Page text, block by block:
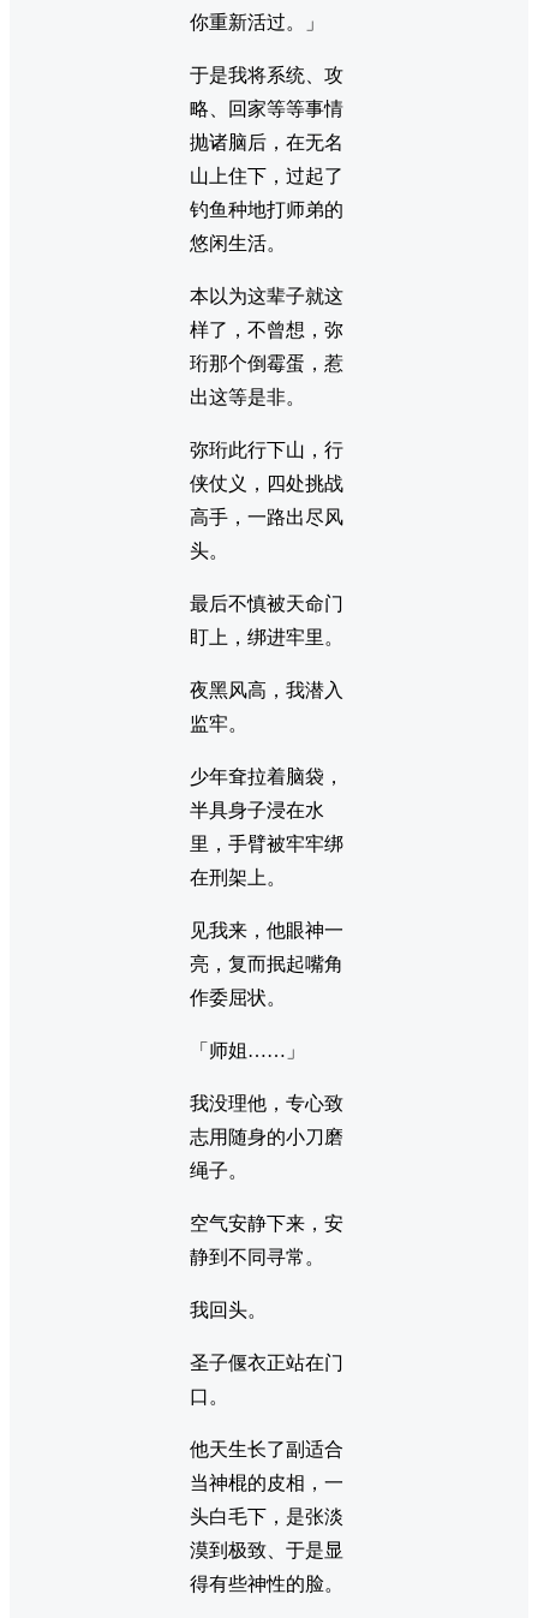
你重新活过。」
于是我将系统、攻
略、回家等等事情
抛诸脑后，在无名
山上住下，过起了
钓鱼种地打师弟的
悠闲生活。
本以为这辈子就这
样了，不曾想，弥
珩那个倒霉蛋，惹
出这等是非。
弥珩此行下山，行
侠仗义，四处挑战
高手，一路出尽风
头。
最后不慎被天命门
盯上，绑进牢里。
夜黑风高，我潜入
监牢。
少年耷拉着脑袋，
半具身子浸在水
里，手臂被牢牢绑
在刑架上。
见我来，他眼神一
亮，复而抿起嘴角
作委屈状。
「师姐……」
我没理他，专心致
志用随身的小刀磨
绳子。
空气安静下来，安
静到不同寻常。
我回头。
圣子偃衣正站在门
口。
他天生长了副适合
当神棍的皮相，一
头白毛下，是张淡
漠到极致、于是显
得有些神性的脸。